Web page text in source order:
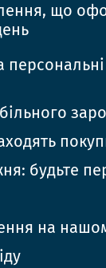
що
будьте
на